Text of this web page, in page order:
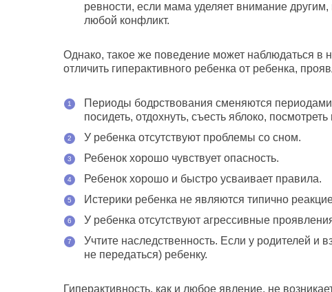
ревности, если мама уделяет внимание
любой конфликт.
Однако, такое же поведение может наблюдаться в
отличить гиперактивного ребенка от ребенка,
Периоды бодрствования сменяются периодами
посидеть, отдохнуть, съесть яблоко, посмотреть
У ребенка отсутствуют проблемы со сном.
Ребенок хорошо чувствует опасность.
Ребенок хорошо и быстро усваивает правила.
Истерики ребенка не являются типично
У ребенка отсутствуют агрессивные
Учтите наследственность. Если у родителей и
не передаться) ребенку.
Гиперактивность, как и любое явление, не